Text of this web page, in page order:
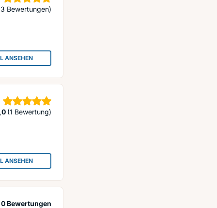
Bewertungen)
ANSEHEN
: MEERESKOSMETIK LIDIA M.
Sterne
(1 Bewertung)
ANSEHEN
: DIE ROSE KOSMETIK
0 Bewertungen